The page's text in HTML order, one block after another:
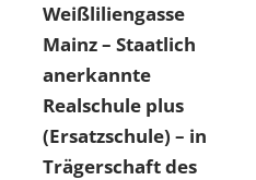
Weißliliengasse
Mainz – Staatlich
anerkannte
Realschule plus
(Ersatzschule) – in
Trägerschaft des